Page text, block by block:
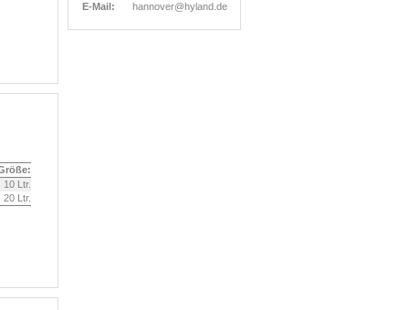
10 Ltr.
20 Ltr.
E-Mail:
hannover@hyland.de